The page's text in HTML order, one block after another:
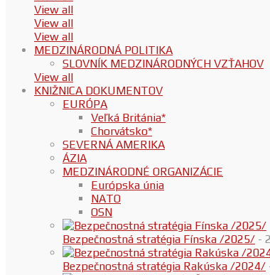
View all
View all
View all
MEDZINÁRODNÁ POLITIKA
SLOVNÍK MEDZINÁRODNÝCH VZŤAHOV
View all
KNIŽNICA DOKUMENTOV
EURÓPA
Veľká Británia*
Chorvátsko*
SEVERNÁ AMERIKA
ÁZIA
MEDZINÁRODNÉ ORGANIZÁCIE
Európska únia
NATO
OSN
Bezpečnostná stratégia Fínska /2025/ -
Bezpečnostná stratégia Rakúska /2024/